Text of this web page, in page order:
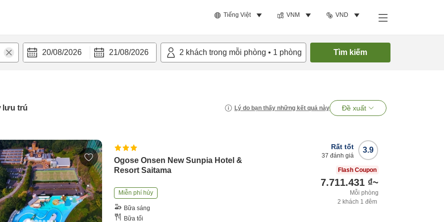
Tiếng Việt VNM VND
20/08/2026 21/08/2026 2 khách trong mỗi phòng • 1 phòng Tìm kiếm
lưu trú Lý do bạn thấy những kết quả này Đề xuất
Ogose Onsen New Sunpia Hotel &
Resort Saitama
Miễn phí hủy
Bữa sáng
Bữa tối
3.9
Rất tốt
37 đánh giá
Flash Coupon
7.711.431 ₫~
Mỗi phòng
2 khách 1 đêm